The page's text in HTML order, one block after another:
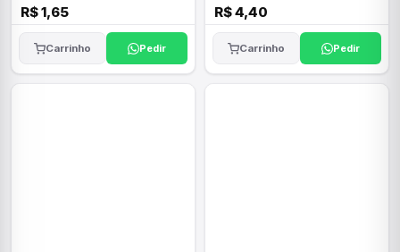
R$ 1,65
Carrinho Pedir
R$ 4,40
Carrinho Pedir